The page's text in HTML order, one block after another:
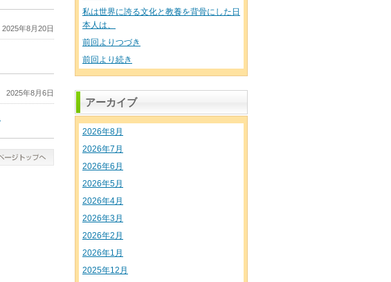
2025年8月20日
2025年8月6日
私は世界に誇る文化と教養を背骨にした日
本人は、
前回よりつづき
前回より続き
アーカイブ
2026年8月
2026年7月
2026年6月
2026年5月
2026年4月
2026年3月
2026年2月
2026年1月
2025年12月